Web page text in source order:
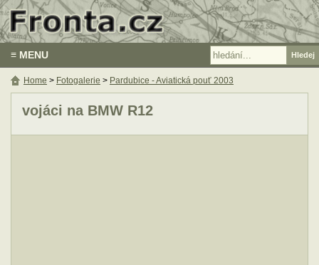
≡ MENU
vojáci na BMW R12
Home > Fotogalerie > Pardubice - Aviatická pouť 2003